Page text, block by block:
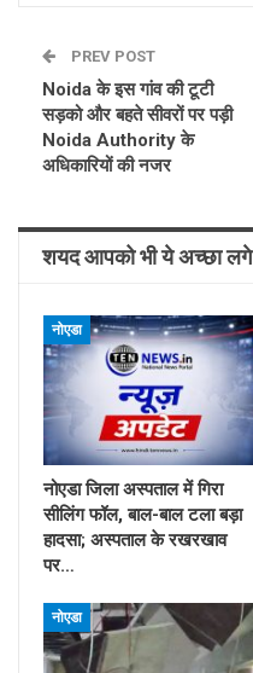
PREV POST
Noida के इस गांव की टूटी
सड़को और बहते सीवरों पर पड़ी
Noida Authority के
अधिकारियों की नजर
शयद आपको भी ये अच्छा लगे
नोएडा
नोएडा जिला अस्पताल में गिरा
सीलिंग फॉल, बाल-बाल टला बड़ा
हादसा; अस्पताल के रखरखाव
पर…
नोएडा